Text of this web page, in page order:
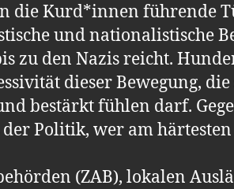
die Kurd*innen führende
und nationalistische
zu den Nazis reicht.
dieser Bewegung,
bestärkt fühlen darf.
Politik, wer am härtesten
(ZAB), lokalen